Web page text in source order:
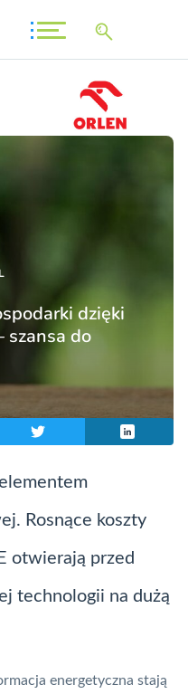
dzięki
do
Rosnące koszty
otwierają przed
technologii na dużą
energetyczna stają